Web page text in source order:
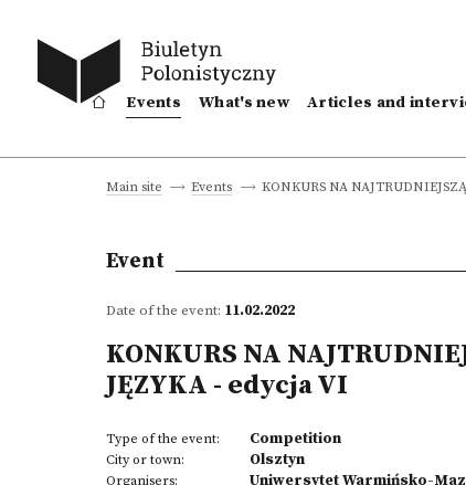
Events What's new Articles and
Main site Events KONKURS NA
Event
Date of the event: 11.02.2022
KONKURS NA
JĘZYKA - edycja VI
Type of the event: Competition
City or town: Olsztyn
Organisers: Uniwersytet Warmińsko-